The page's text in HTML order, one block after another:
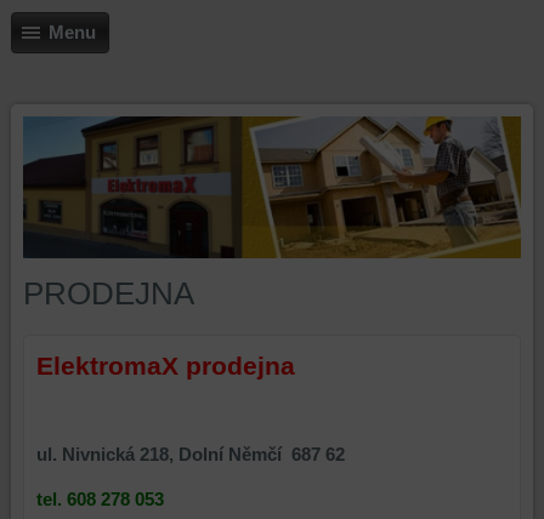
Menu
PRODEJNA
ElektromaX prodejna
ul. Nivnická 218, Dolní Němčí 687 62
tel. 608 278 053